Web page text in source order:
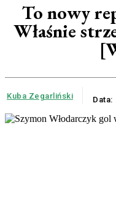
To nowy
Właśnie
Kuba Zegarliński Data: